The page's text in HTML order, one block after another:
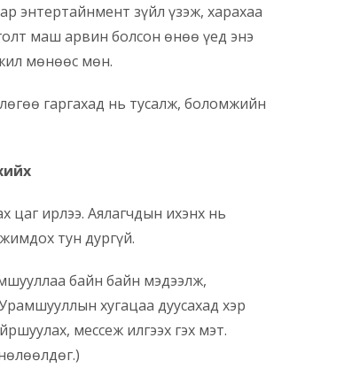
энтертайнмент зүйл үзэж, харахаа
маш арвин болсон өнөө үед энэ
мөнөөс мөн.
гаргахад нь тусалж, боломжийн
цаг ирлээ. Аялагчдын ихэнх нь
тун дургүй.
байн байн мэдээлж,
хугацаа дуусахад хэр
мессеж илгээх гэх мэт.